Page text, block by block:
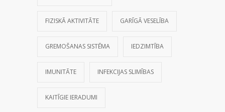
FIZISKĀ AKTIVITĀTE GARĪGĀ VESELĪBA
GREMOŠANAS SISTĒMA IEDZIMTĪBA
IMUNITĀTE INFEKCIJAS SLIMĪBAS
KAITĪGIE IERADUMI